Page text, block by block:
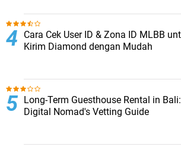
Cara Cek User ID & Zona ID MLBB
Kirim Diamond dengan Mudah
Long-Term Guesthouse Rental in
Digital Nomad's Vetting Guide